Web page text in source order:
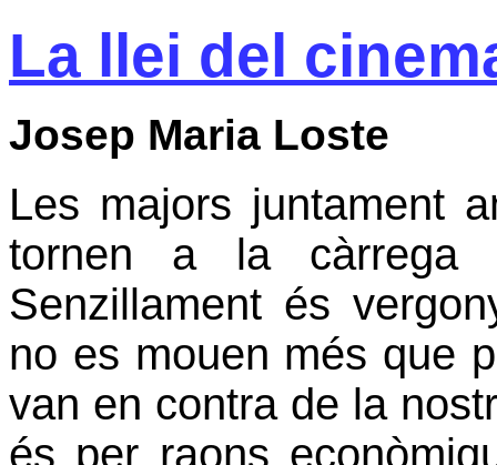
La llei del
Josep Maria Loste
Les majors juntament
tornen a la càrrega
Senzillament és
no es mouen més que
van en contra de la
és per raons